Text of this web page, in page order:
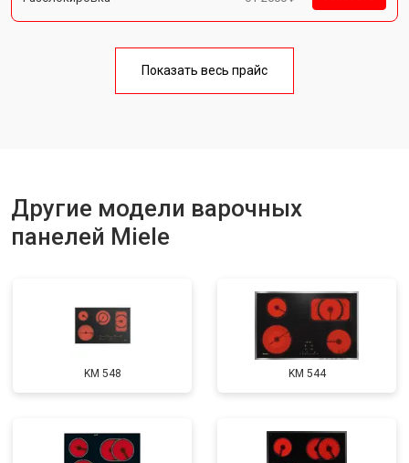
Показать весь прайс
Другие модели варочных
панелей Miele
KM 548 KM 544